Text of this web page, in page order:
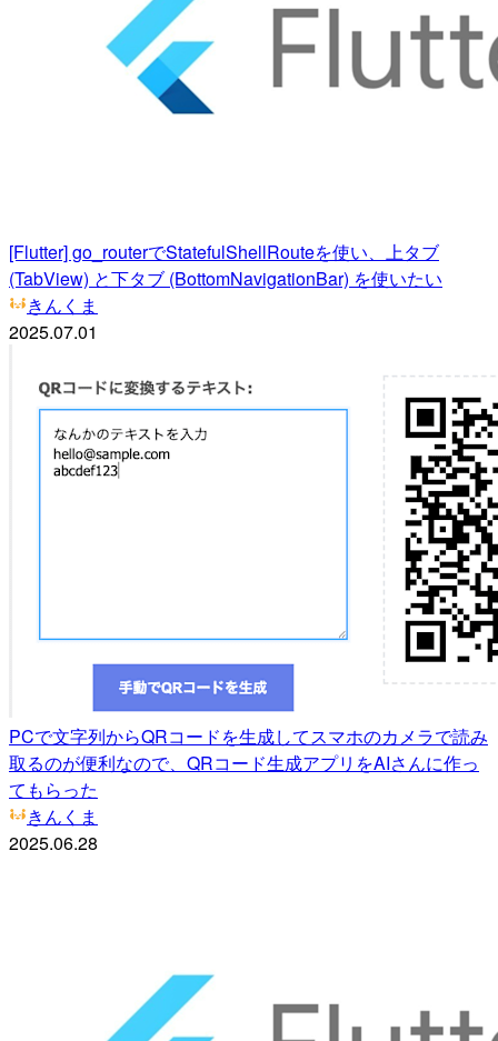
[Flutter] go_routerでStatefulShellRouteを使い、上タブ
(TabView) と下タブ (BottomNavigationBar) を使いたい
きんくま
2025.07.01
PCで文字列からQRコードを生成してスマホのカメラで読み
取るのが便利なので、QRコード生成アプリをAIさんに作っ
てもらった
きんくま
2025.06.28